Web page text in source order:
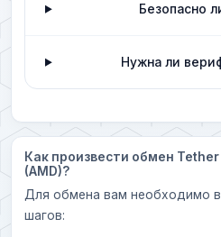
Безопасно
Нужна ли
Как произвести обмен Tether
(AMD)?
Для обмена вам необходимо
шагов: